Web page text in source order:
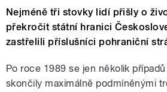
Nejméně tři stovky lidí přišly o
překročit státní hranici
zastřelili příslušníci pohraniční
Po roce 1989 se jen několik
skončily maximálně podmíněnými